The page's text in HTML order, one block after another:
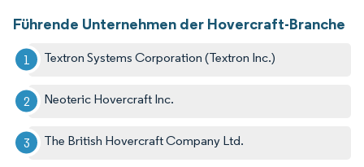
Führende Unternehmen der Hovercraft-Branche
Textron Systems Corporation (Textron Inc.)
Neoteric Hovercraft Inc.
The British Hovercraft Company Ltd.